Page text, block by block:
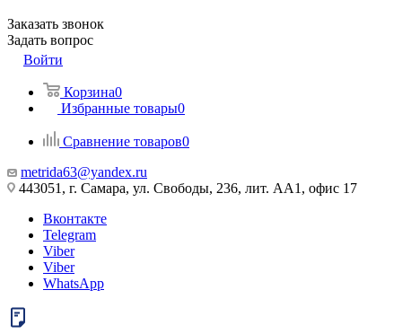
Заказать звонок
Задать вопрос
Войти
Корзина0
Избранные товары0
Сравнение товаров0
metrida63@yandex.ru
443051, г. Самара, ул. Свободы, 236, лит. АА1, офис 17
Вконтакте
Telegram
Viber
Viber
WhatsApp